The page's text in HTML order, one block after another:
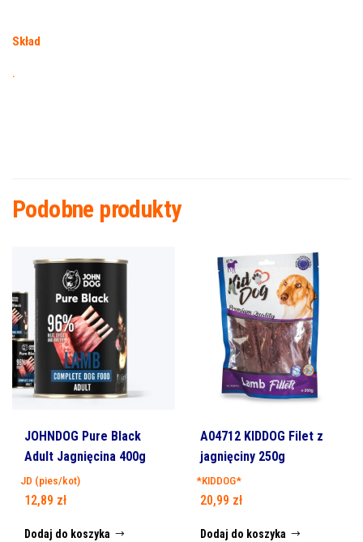
Skład
.
Podobne produkty
JOHNDOG Pure Black
Adult Jagnięcina 400g
JD (pies/kot)
12,89 zł
Dodaj do koszyka
A04712 KIDDOG Filet z
jagnięciny 250g
*KIDDOG*
20,99 zł
Dodaj do koszyka